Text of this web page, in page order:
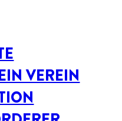
VEREIN